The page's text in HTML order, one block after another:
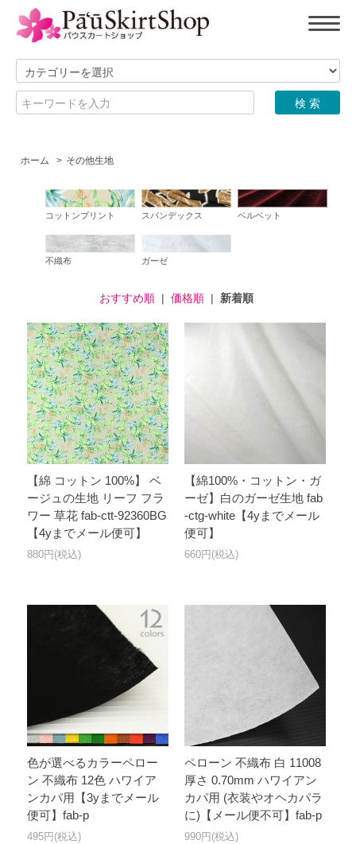
ホーム > その他生地
コットンプリント スパンデックス ベルベット
不織布 ガーゼ
おすすめ順| 価格順| 新着順
【綿 コットン 100%】 ベ
ージュの生地 リーフ フラ
ワー 草花 fab-ctt-92360BG
【4yまでメール便可】
880円(税込)
【綿100%・コットン・ガ
ーゼ】白のガーゼ生地 fab
-ctg-white【4yまでメール
便可】
660円(税込)
色が選べるカラーペロー
ン 不織布 12色 ハワイア
ンカパ用【3yまでメール
便可】fab-p
495円(税込)
ペローン 不織布 白 11008
厚さ 0.70mm ハワイアン
カパ用 (衣装やオヘカパラ
に)【メール便不可】fab-p
990円(税込)